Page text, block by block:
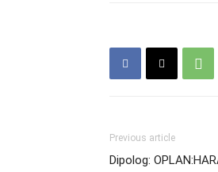
Previous article
Dipolog: